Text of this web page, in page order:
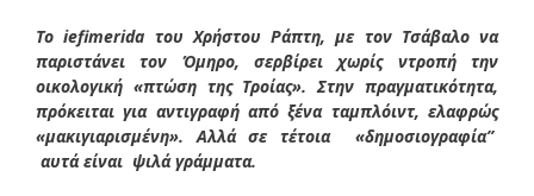
Το iefimerida του Χρήστου Ράπτη, με τον Τσάβαλο να
παριστάνει τον Όμηρο, σερβίρει χωρίς ντροπή την
οικολογική «πτώση της Τροίας». Στην πραγματικότητα,
πρόκειται για αντιγραφή από ξένα ταμπλόιντ, ελαφρώς
«μακιγιαρισμένη». Αλλά σε τέτοια «δημοσιογραφία”
αυτά είναι ψιλά γράμματα.